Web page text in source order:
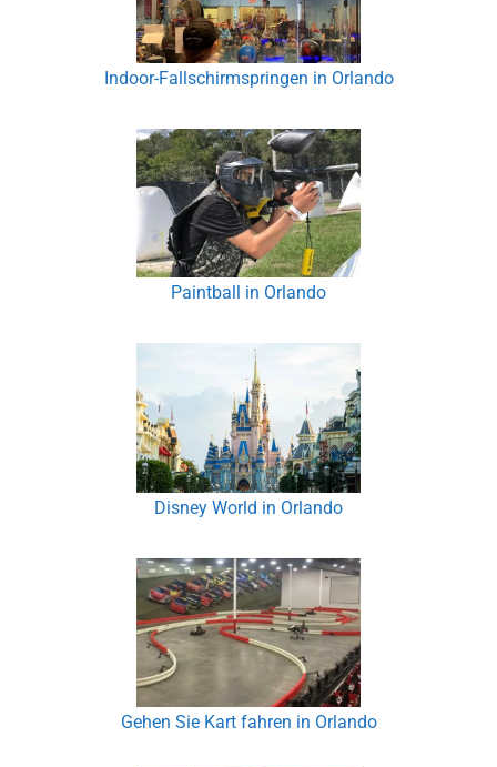
Indoor-Fallschirmspringen in Orlando
Paintball in Orlando
Disney World in Orlando
Gehen Sie Kart fahren in Orlando